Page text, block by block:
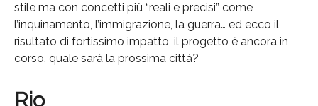
stile ma con concetti più “reali e precisi” come
l’inquinamento, l’immigrazione, la guerra… ed ecco il
risultato di fortissimo impatto, il progetto è ancora in
corso, quale sarà la prossima città?
Rio